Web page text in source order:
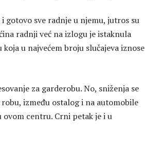
i gotovo sve radnje u njemu, jutros su
radnji već na izlogu je istaknula
koja u najvećem broju slučajeva iznose
za garderobu. No, sniženja se
između ostalog i na automobile
ovom centru. Crni petak je i u